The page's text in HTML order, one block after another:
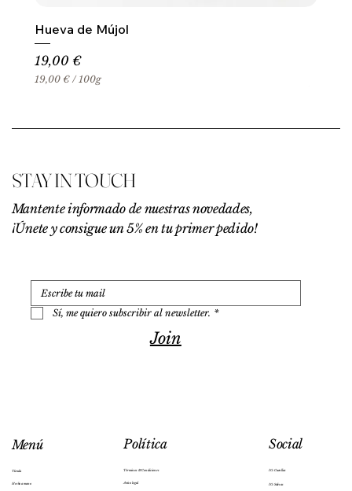
Hueva de Mújol
Precio
19,00 €
19,00 € /100g
0
p
r
1
0
a
m
o
s
STAY IN TOUCH
Mantente informado de nuestras novedades,
¡Únete y consigue un 5% en tu primer pedido!
Sí, me quiero subscribir al newsletter. *
Join
Menú
Tienda
Hecho a mano
Política
Aviso legal
Términos & Condiciones
Social
IG: Cuenllas
IG: Salesas